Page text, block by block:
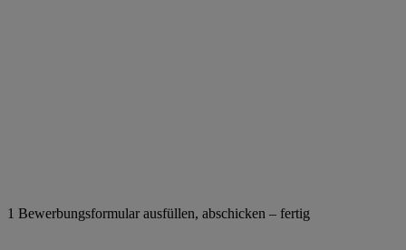
1 Bewerbungsformular ausfüllen, abschicken – fertig